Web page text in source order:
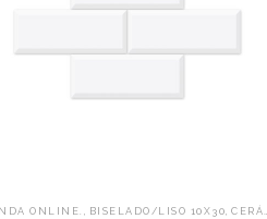
ONLINE. , BISELADO/LISO 10X30, CERÁMICOS